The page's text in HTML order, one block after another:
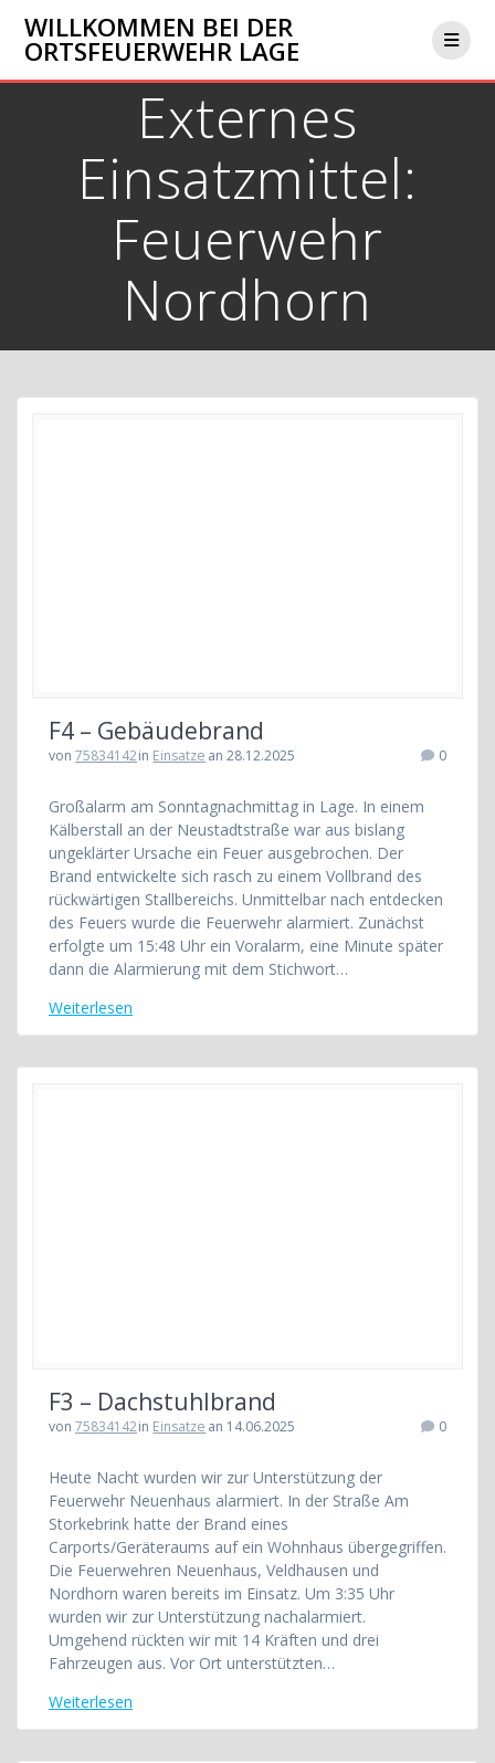
Inhalt
springen
WILLKOMMEN BEI DER
ORTSFEUERWEHR LAGE
Externes
Einsatzmittel:
Feuerwehr
Nordhorn
F4 – Gebäudebrand
von 75834142in Einsatze an 28.12.2025 0
Großalarm am Sonntagnachmittag in Lage. In einem
Kälberstall an der Neustadtstraße war aus bislang
ungeklärter Ursache ein Feuer ausgebrochen. Der
Brand entwickelte sich rasch zu einem Vollbrand des
rückwärtigen Stallbereichs. Unmittelbar nach entdecken
des Feuers wurde die Feuerwehr alarmiert. Zunächst
erfolgte um 15:48 Uhr ein Voralarm, eine Minute später
dann die Alarmierung mit dem Stichwort…
Weiterlesen
F3 – Dachstuhlbrand
von 75834142in Einsatze an 14.06.2025 0
Heute Nacht wurden wir zur Unterstützung der
Feuerwehr Neuenhaus alarmiert. In der Straße Am
Storkebrink hatte der Brand eines
Carports/Geräteraums auf ein Wohnhaus übergegriffen.
Die Feuerwehren Neuenhaus, Veldhausen und
Nordhorn waren bereits im Einsatz. Um 3:35 Uhr
wurden wir zur Unterstützung nachalarmiert.
Umgehend rückten wir mit 14 Kräften und drei
Fahrzeugen aus. Vor Ort unterstützten…
Weiterlesen